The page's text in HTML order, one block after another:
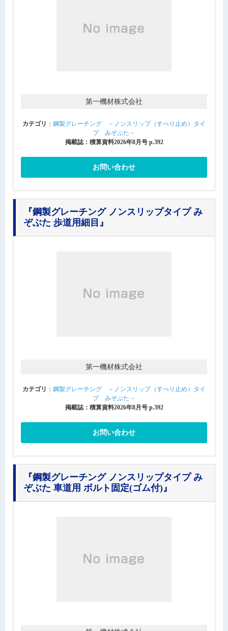
第一機材株式会社
カテゴリ ： 鋼製グレーチング －ノンスリップ（すべり止め）タイ
プ みぞぶた－
掲載誌：積算資料2026年8月号 p.392
お問い合わせ
『鋼製グレーチング ノンスリップタイプ み
ぞぶた 歩道用細目』
第一機材株式会社
カテゴリ ： 鋼製グレーチング －ノンスリップ（すべり止め）タイ
プ みぞぶた－
掲載誌：積算資料2026年8月号 p.392
お問い合わせ
『鋼製グレーチング ノンスリップタイプ み
ぞぶた 車道用 ボルト固定(ゴム付)』